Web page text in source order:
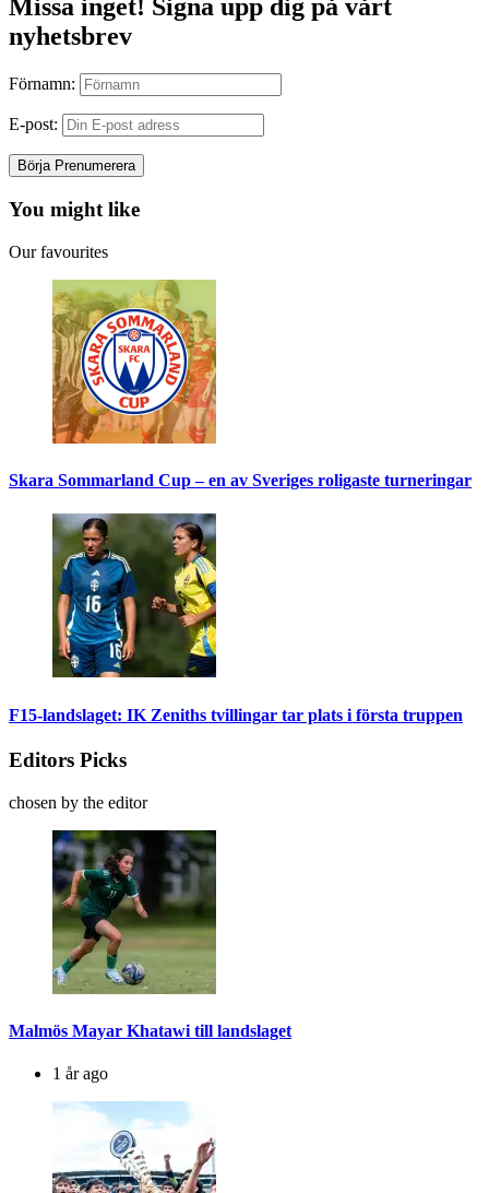
Missa inget! Signa upp dig på vårt
nyhetsbrev
Förnamn:
E-post:
You might like
Our favourites
Skara Sommarland Cup – en av Sveriges roligaste turneringar
F15-landslaget: IK Zeniths tvillingar tar plats i första truppen
Editors Picks
chosen by the editor
Malmös Mayar Khatawi till landslaget
1 år ago